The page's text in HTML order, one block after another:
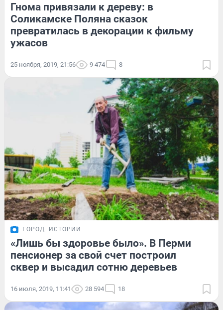
Гнома привязали к дереву: в
Соликамске Поляна сказок
превратилась в декорации к фильму
ужасов
25 ноября, 2019, 21:56 9 474 8
ГОРОД ИСТОРИИ
«Лишь бы здоровье было». В Перми
пенсионер за свой счет построил
сквер и высадил сотню деревьев
16 июля, 2019, 11:41 28 594 18